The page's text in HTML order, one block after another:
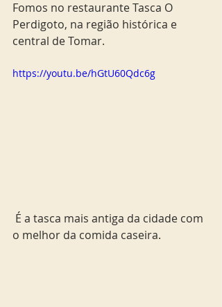
Fomos no restaurante Tasca O
Perdigoto, na região histórica e
central de Tomar.
https://youtu.be/hGtU60Qdc6g
o melhor da comida caseira.